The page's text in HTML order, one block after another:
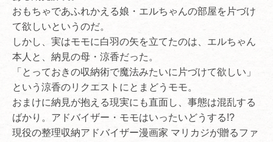
おもちゃであふれかえる娘・エルちゃんの部屋を片づけ
て欲しいというのだ。
しかし、実はモモに白羽の矢を立てたのは、エルちゃん
本人と、納見の母・涼香だった。
「とっておきの収納術で魔法みたいに片づけて欲しい」
という涼香のリクエストにとまどうモモ。
おまけに納見が抱える現実にも直面し、事態は混乱する
ばかり。アドバイザー・モモはいったいどうする!?
現役の整理収納アドバイザー漫画家 マリカジが贈るファ